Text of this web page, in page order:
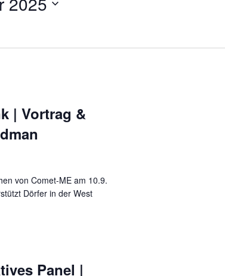
| Vortrag &
von Comet-ME am 10.9.
Dörfer in der West
Panel |